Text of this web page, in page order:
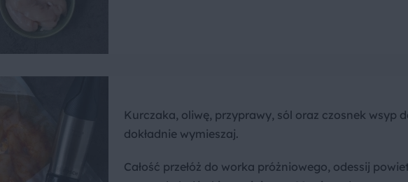
Kurczaka, oliwę, przyprawy, sól oraz czosnek wsyp
dokładnie wymieszaj.
Całość przełóż do worka próżniowego, odessij